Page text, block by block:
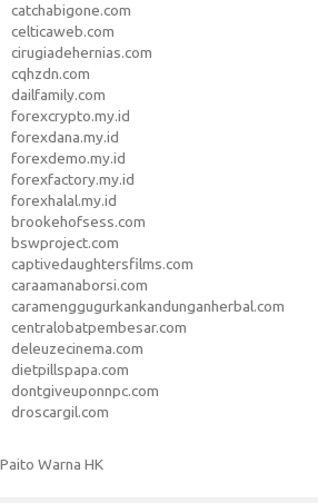
catchabigone.com
celticaweb.com
cirugiadehernias.com
cqhzdn.com
dailfamily.com
forexcrypto.my.id
forexdana.my.id
forexdemo.my.id
forexfactory.my.id
forexhalal.my.id
brookehofsess.com
bswproject.com
captivedaughtersfilms.com
caraamanaborsi.com
caramenggugurkankandunganherbal.com
centralobatpembesar.com
deleuzecinema.com
dietpillspapa.com
dontgiveuponnpc.com
droscargil.com
Paito Warna HK